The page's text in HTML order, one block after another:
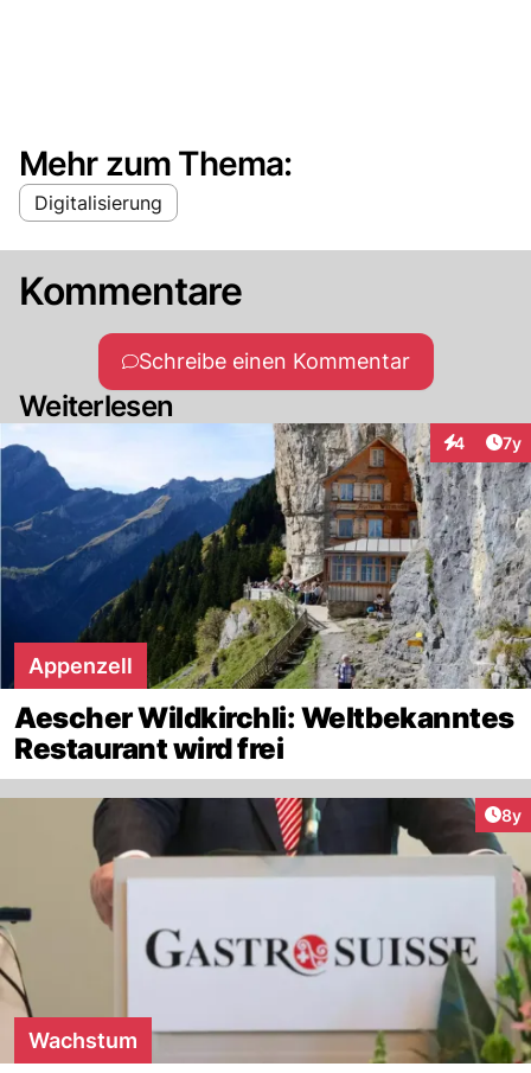
Mehr zum Thema:
Digitalisierung
Kommentare
Schreibe einen Kommentar
Weiterlesen
4 7y
Appenzell
Aescher Wildkirchli: Weltbekanntes
Restaurant wird frei
8y
Wachstum